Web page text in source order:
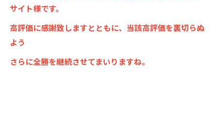
サイト様です。
高評価に感謝致しますとともに、当該高評価を裏切らぬ
よう
さらに全勝を継続させてまいりますね。